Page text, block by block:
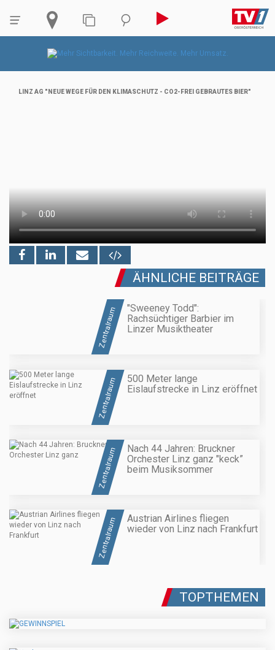
LINZ AG "NEUE WEGE FÜR DEN KLIMASCHUTZ - CO2-FREI GEBRAUTES BIER"
ÄHNLICHE BEITRÄGE
Zentralraum
"Sweeney Todd":
Rachsüchtiger Barbier im
Linzer Musiktheater
Zentralraum
500 Meter lange
Eislaufstrecke in Linz eröffnet
Zentralraum
Nach 44 Jahren: Bruckner
Orchester Linz ganz "keck”
beim Musiksommer
Zentralraum
Austrian Airlines fliegen
wieder von Linz nach Frankfurt
TOPTHEMEN